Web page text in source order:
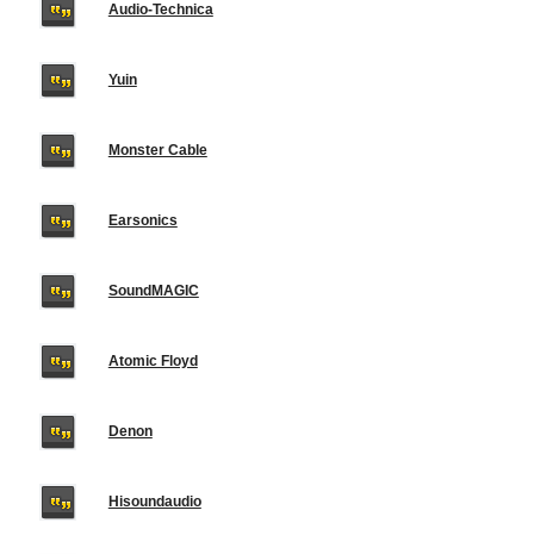
Audio-Technica
Yuin
Monster Cable
Earsonics
SoundMAGIC
Atomic Floyd
Denon
Hisoundaudio